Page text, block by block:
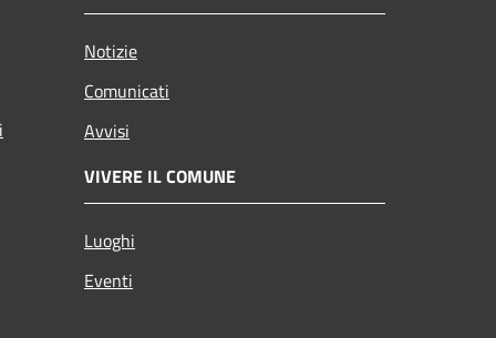
Notizie
Comunicati
Avvisi
VIVERE IL COMUNE
Luoghi
Eventi